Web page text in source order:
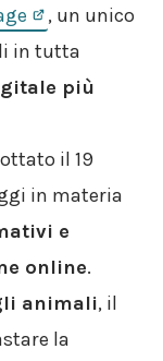
, un unico
in tutta
più
il 19
in materia
e
online.
animali, il
la